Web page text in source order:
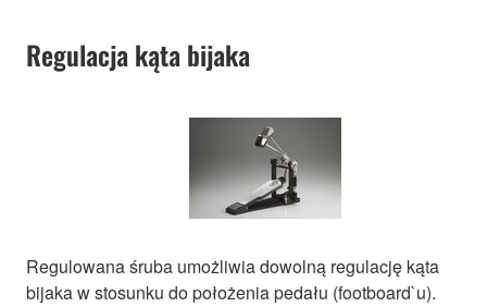
Regulacja kąta bijaka
Regulowana śruba umożliwia dowolną regulację kąta
bijaka w stosunku do położenia pedału (footboard`u).